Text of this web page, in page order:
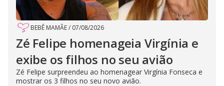
BEBÊ MAMÃE/ 07/08/2026
Zé Felipe homenageia Virgínia e
exibe os filhos no seu avião
Zé Felipe surpreendeu ao homenagear Virgínia Fonseca e
mostrar os 3 filhos no seu novo avião.